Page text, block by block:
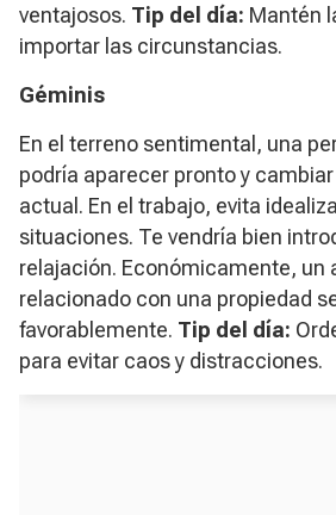
ventajosos. Tip del día: Mantén
importar las circunstancias.
Géminis
En el terreno sentimental, una
podría aparecer pronto y
actual. En el trabajo, evita
situaciones. Te vendría bien
relajación. Económicamente, un
relacionado con una propiedad
favorablemente. Tip del día:
para evitar caos y distracciones.